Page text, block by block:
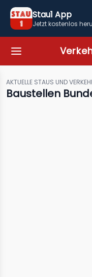
Stau1 App
Jetzt kostenlos
AKTUELLE STAUS UND
Baustellen